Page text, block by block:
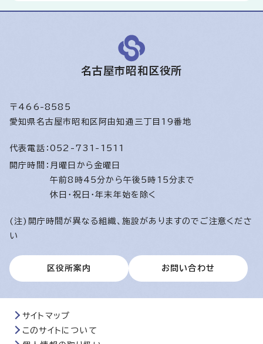
名古屋市昭和区役所
〒466-8585
愛知県名古屋市昭和区阿由知通三丁目19番地
代表電話： 052-731-1511
開庁時間： 月曜日から金曜日
午前8時45分から午後5時15分まで
休日・祝日・年末年始を除く
(注)開庁時間が異なる組織、施設がありますのでご注意くださ
い
区役所案内 お問い合わせ
サイトマップ
このサイトについて